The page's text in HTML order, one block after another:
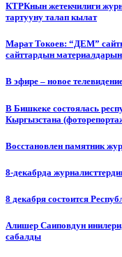
КТРКнын жетекчилиги
тартууну талап кылат
Марат Токоев: “ДЕМ”
сайттардын
В эфире – новое
В Бишкеке состоялась
Кыргызстана
Восстановлен памятник
8-декабрда
8 декабря состоится
Алишер Саиповдун
сабалды